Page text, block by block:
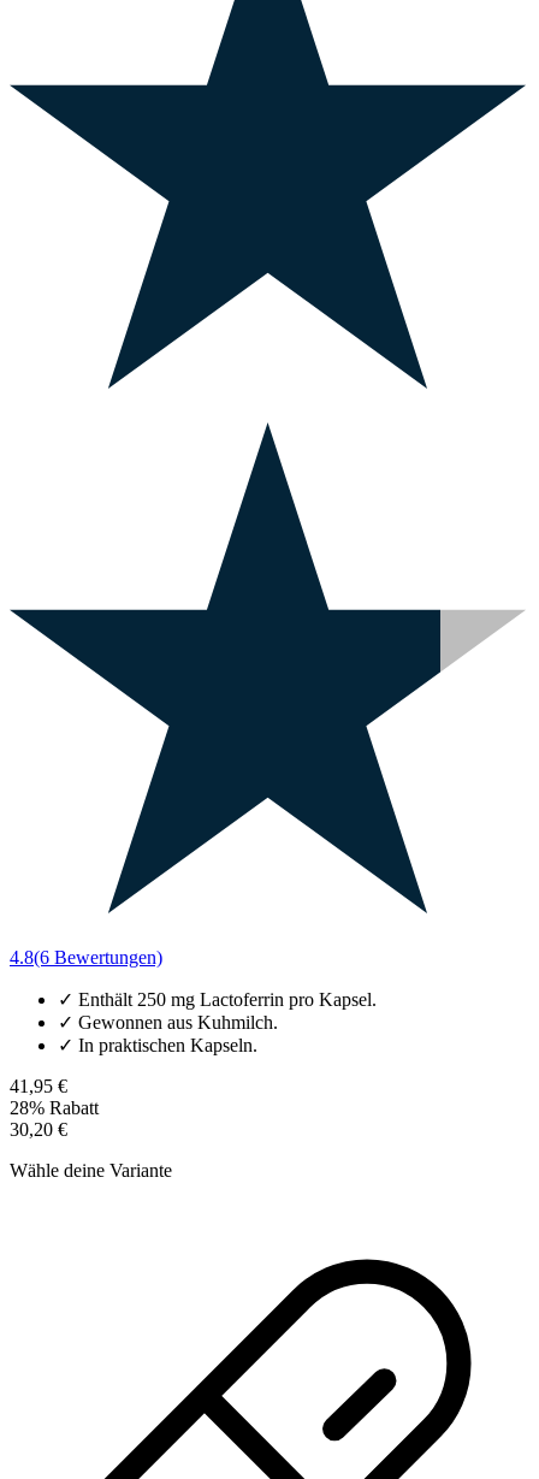
4.8(6 Bewertungen)
✓ Enthält 250 mg Lactoferrin pro Kapsel.
✓ Gewonnen aus Kuhmilch.
✓ In praktischen Kapseln.
41,95 €
28% Rabatt
30,20 €
Wähle deine Variante